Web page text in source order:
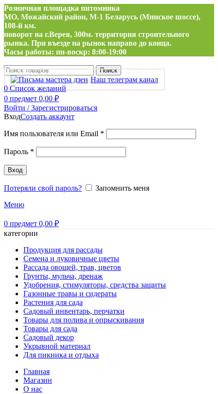
Розничная площадка питомника
МО, Можайский район, М-1 Беларусь (Минское шоссе),
108-й км.
поворот на г.Верея, 300м. территория строительного
рынка. При въезде на рынок направо до конца.
Часы работы: пн-воскр: 8:00-19:00
Поиск
Наш телеграм канал
0 Список желаний
0 предмет 0,00 ₽
Войти / Зарегистрироваться
ВходСоздать аккаунт
Имя пользователя или Email *
Пароль *
Вход
Потеряли свой пароль?
Запомнить меня
Меню
0 предмет 0,00 ₽
категории
Продукция для рассады
Семена и луковичные цветы
Рассада овощей, трав, цветов
Грунты, мульча, дренаж
Удобрения, стимуляторы, средства защиты
Газонные травы и сидераты
Растения для сада
Садовый инвентарь, перчатки
Товары для полива и опрыскивания
Товары для сада
Садовый декор
Укрывной материал
Для пикника и отдыха
Главная
Магазин
О нас